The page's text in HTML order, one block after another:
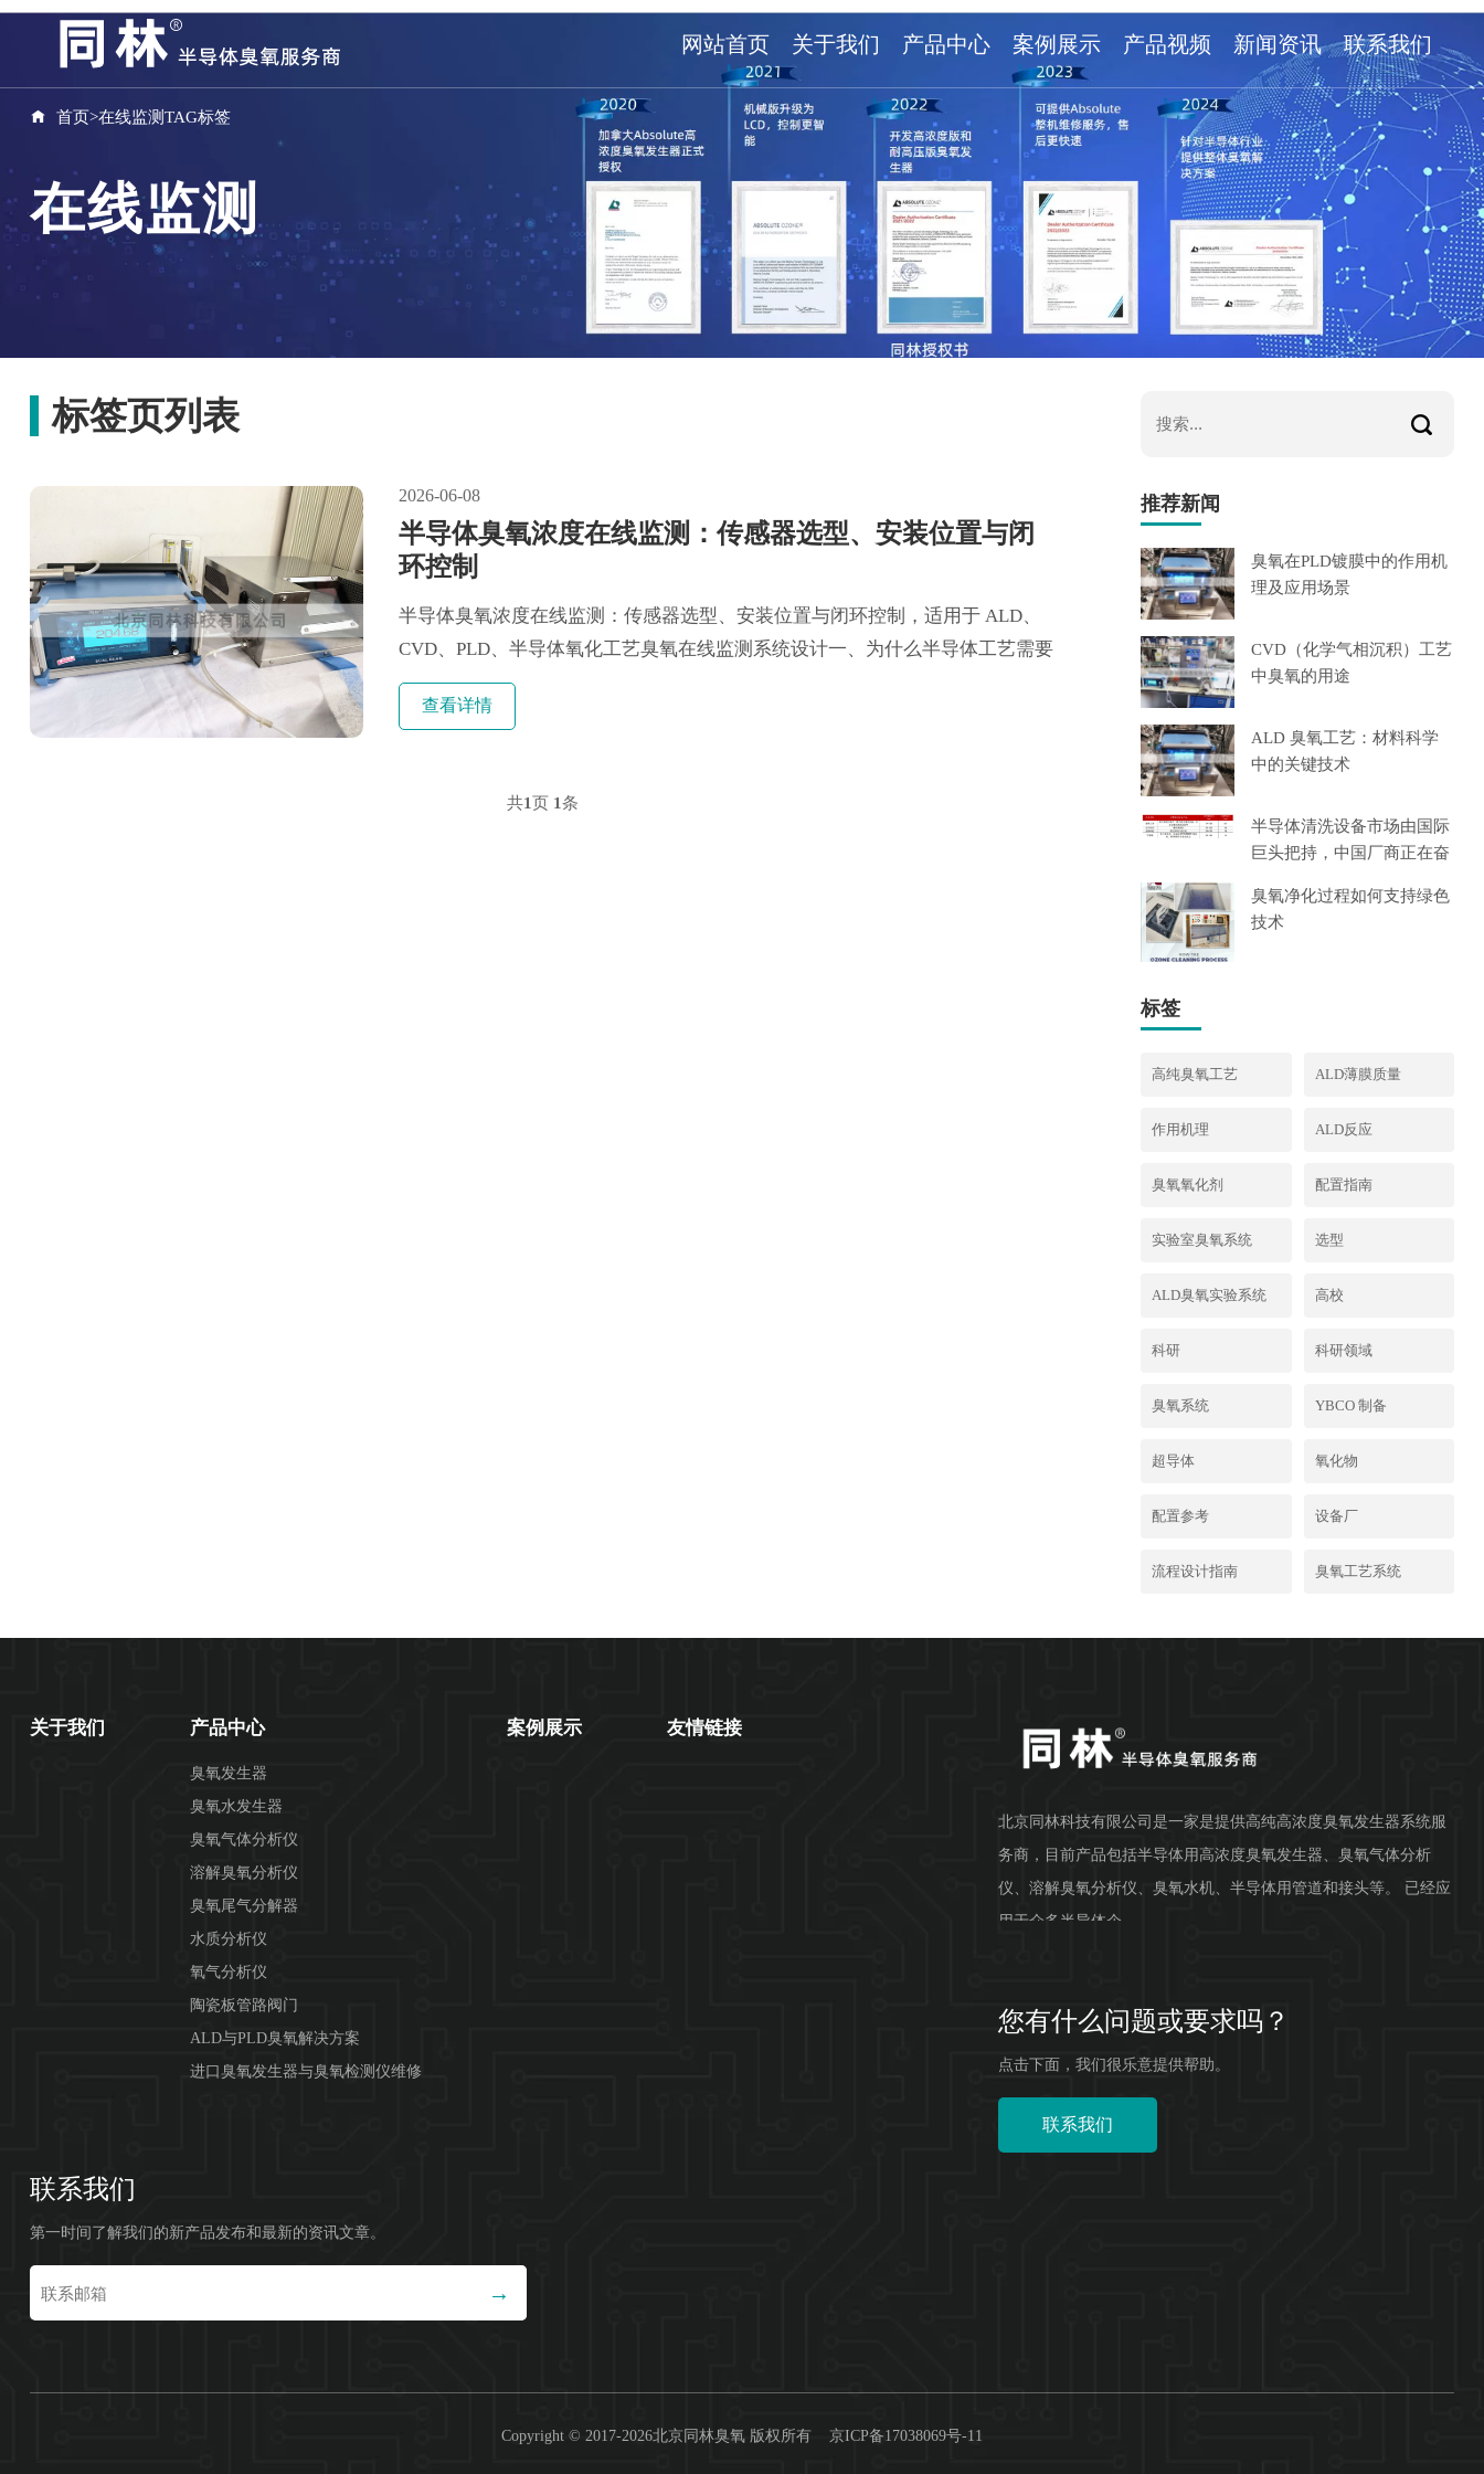
网站首页 关于我们 产品中心 案例展示 产品视频 新闻资讯 联系我们
首页>在线监测TAG标签
在线监测
标签页列表
2026-06-08
半导体臭氧浓度在线监测：传感器选型、安装位置与闭
环控制
半导体臭氧浓度在线监测：传感器选型、安装位置与闭环控制，适用于 ALD、
CVD、PLD、半导体氧化工艺臭氧在线监测系统设计一、为什么半导体工艺需要
在线监测臭氧浓...
查看详情
共1页 1条
推荐新闻
臭氧在PLD镀膜中的作用机
理及应用场景
CVD（化学气相沉积）工艺
中臭氧的用途
ALD 臭氧工艺：材料科学
中的关键技术
半导体清洗设备市场由国际
巨头把持，中国厂商正在奋
臭氧净化过程如何支持绿色
技术
标签
高纯臭氧工艺 ALD薄膜质量
作用机理 ALD反应
臭氧氧化剂 配置指南
实验室臭氧系统 选型
ALD臭氧实验系统 高校
科研 科研领域
臭氧系统 YBCO 制备
超导体 氧化物
配置参考 设备厂
流程设计指南 臭氧工艺系统
关于我们 产品中心
臭氧发生器
臭氧水发生器
臭氧气体分析仪
溶解臭氧分析仪
臭氧尾气分解器
水质分析仪
氧气分析仪
陶瓷板管路阀门
ALD与PLD臭氧解决方案
进口臭氧发生器与臭氧检测仪维修
案例展示 友情链接
联系我们
第一时间了解我们的新产品发布和最新的资讯文章。
北京同林科技有限公司是一家是提供高纯高浓度臭氧发生器系统服
务商，目前产品包括半导体用高浓度臭氧发生器、臭氧气体分析
仪、溶解臭氧分析仪、臭氧水机、半导体用管道和接头等。 已经应
用于众多半导体企...
您有什么问题或要求吗？
点击下面，我们很乐意提供帮助。
联系我们
Copyright © 2017-2026北京同林臭氧 版权所有 京ICP备17038069号-11